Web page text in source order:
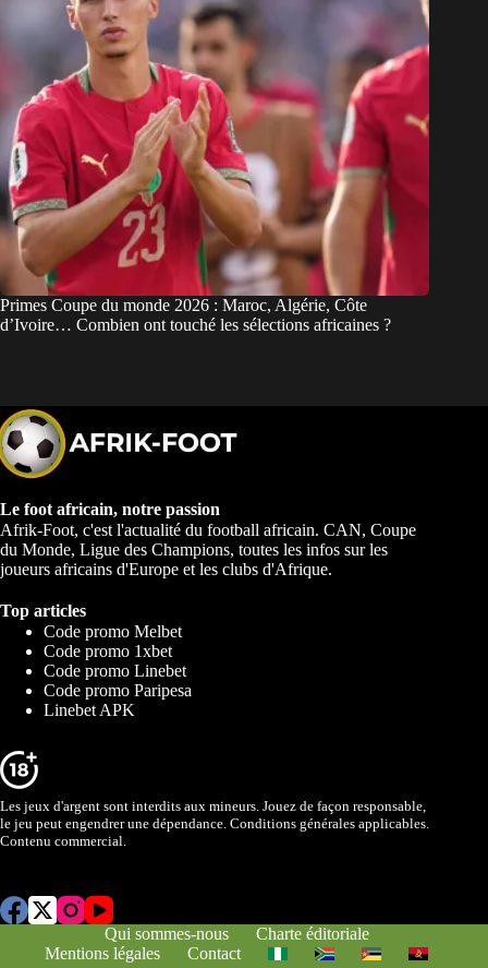
Primes Coupe du monde 2026 : Maroc, Algérie, Côte
d’Ivoire… Combien ont touché les sélections africaines ?
Le foot africain, notre passion
Afrik-Foot, c'est l'actualité du football africain. CAN, Coupe
du Monde, Ligue des Champions, toutes les infos sur les
joueurs africains d'Europe et les clubs d'Afrique.
Top articles
Code promo Melbet
Code promo 1xbet
Code promo Linebet
Code promo Paripesa
Linebet APK
Les jeux d'argent sont interdits aux mineurs. Jouez de façon responsable,
le jeu peut engendrer une dépendance. Conditions générales applicables.
Contenu commercial.
Qui sommes-nous
Charte éditoriale
Mentions légales
Contact